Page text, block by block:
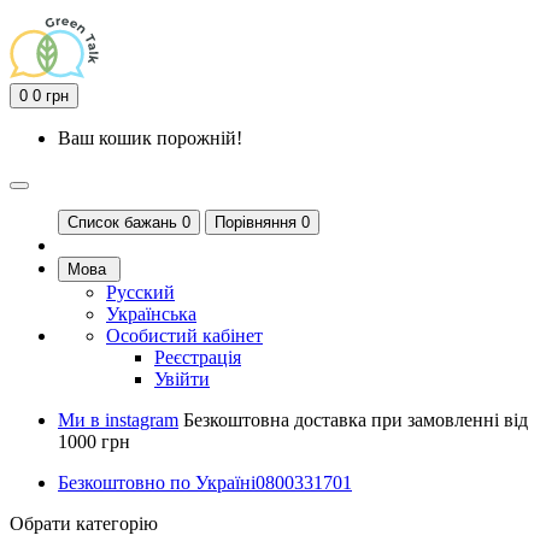
0 0 грн
Ваш кошик порожній!
Список бажань 0 Порівняння 0
Мова
Русский
Українська
Особистий кабінет
Реєстрація
Увійти
Ми в instagram Безкоштовна доставка при замовленні від
1000 грн
Безкоштовно по Україні0800331701
Обрати категорію